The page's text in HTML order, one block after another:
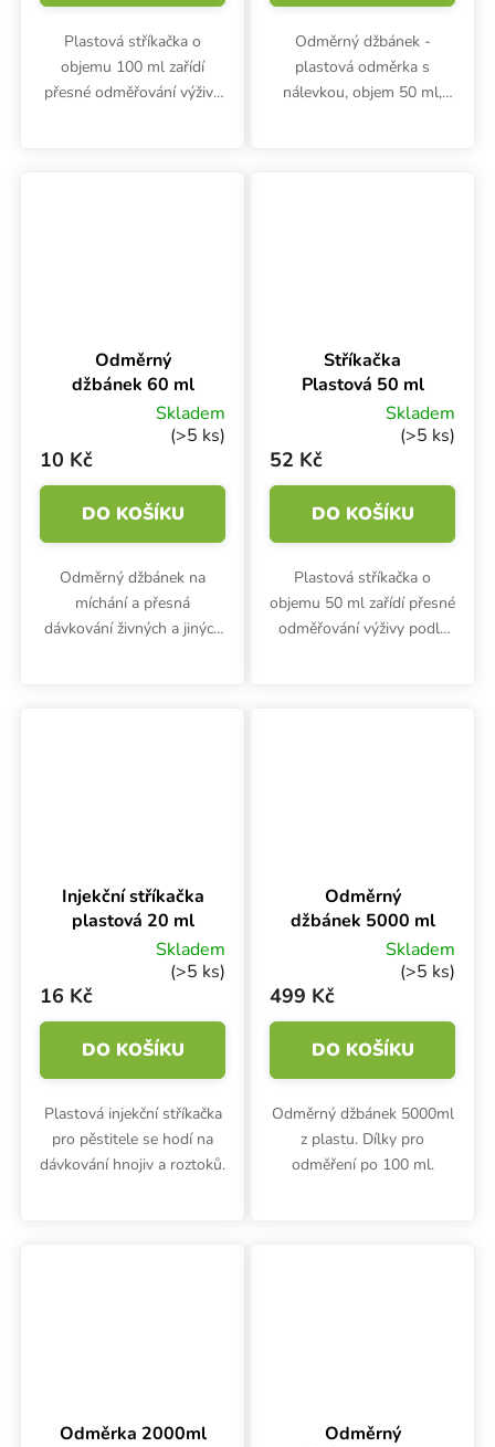
Plastová stříkačka o
objemu 100 ml zařídí
přesné odměřování výživy
Odměrný džbánek -
plastová odměrka s
nálevkou, objem 50 ml,
Odměrný
džbánek 60 ml
Skladem
(>5 ks)
10 Kč
DO KOŠÍKU
Odměrný džbánek na
míchání a přesná
dávkování živných a jiných
Stříkačka
Plastová 50 ml
Skladem
(>5 ks)
52 Kč
DO KOŠÍKU
Plastová stříkačka o
objemu 50 ml zařídí přesné
odměřování výživy podle
Injekční stříkačka
plastová 20 ml
Skladem
(>5 ks)
16 Kč
DO KOŠÍKU
Plastová injekční stříkačka
pro pěstitele se hodí na
dávkování hnojiv a roztoků.
Odměrný
džbánek 5000 ml
Skladem
(>5 ks)
499 Kč
DO KOŠÍKU
Odměrný džbánek 5000ml
z plastu. Dílky pro
odměření po 100 ml.
Odměrka 2000ml
Odměrný